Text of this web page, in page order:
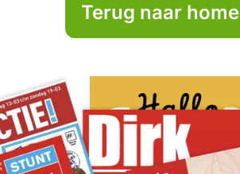
Terug naar home